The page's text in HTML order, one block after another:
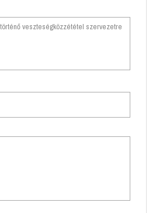
veszteségközzététel szervezetre